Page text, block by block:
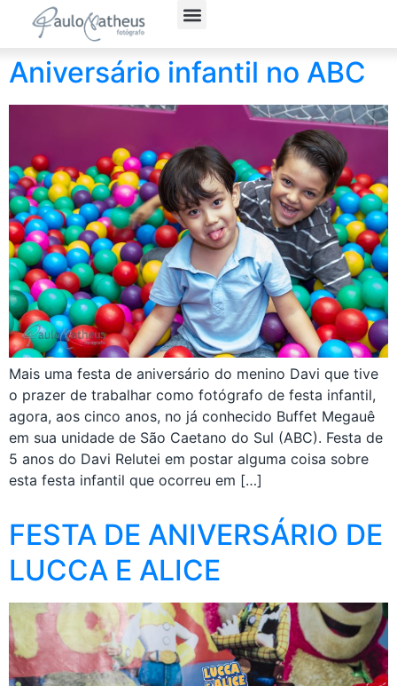
Aniversário infantil no ABC
Mais uma festa de aniversário do menino Davi que tive
o prazer de trabalhar como fotógrafo de festa infantil,
agora, aos cinco anos, no já conhecido Buffet Megauê
em sua unidade de São Caetano do Sul (ABC). Festa de
5 anos do Davi Relutei em postar alguma coisa sobre
esta festa infantil que ocorreu em […]
FESTA DE ANIVERSÁRIO DE
LUCCA E ALICE